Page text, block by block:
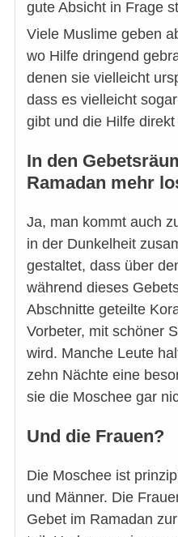
gute Absicht in Frage
Viele Muslime geben
wo Hilfe dringend
denen sie vielleicht
dass es vielleicht
gibt und die Hilfe
In den
Ramadan mehr
Ja, man kommt auch
in der Dunkelheit
gestaltet, dass über
während dieses
Abschnitte geteilte
Vorbeter, mit schöner
wird. Manche Leute
zehn Nächte eine
sie die Moschee gar
Und die Frauen?
Die Moschee ist
und Männer. Die
Gebet im Ramadan